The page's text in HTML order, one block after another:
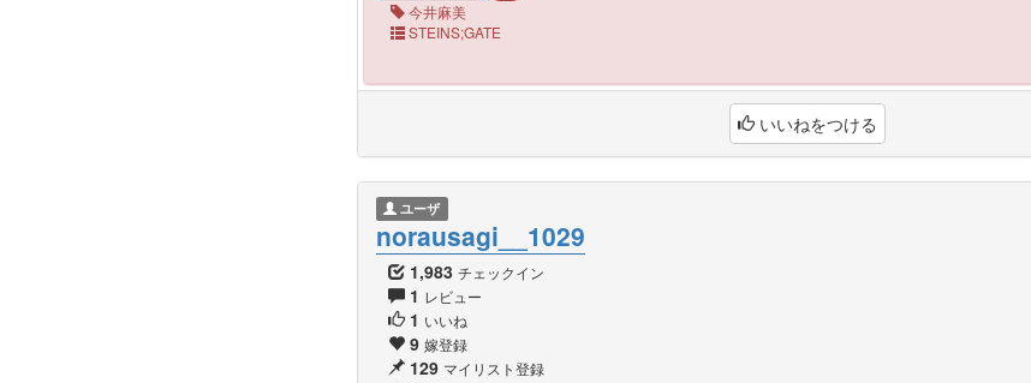
今井麻美
STEINS;GATE
いいねをつける
ユーザ
norausagi__1029
1,983 チェックイン
1 レビュー
1 いいね
9 嫁登録
129 マイリスト登録